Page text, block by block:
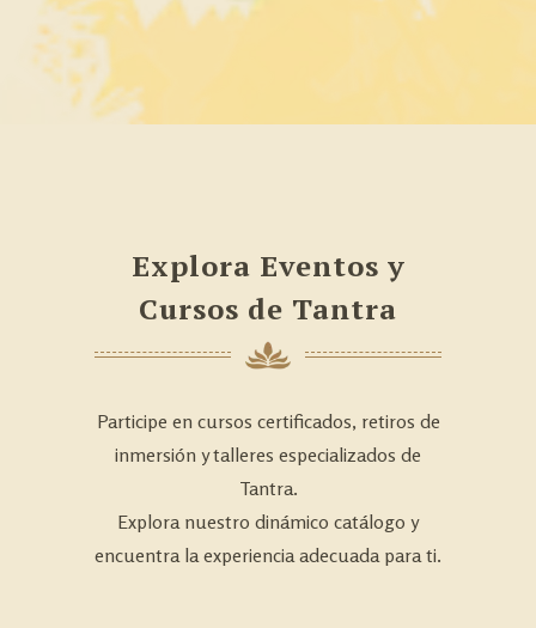
Explora Eventos y
Cursos de Tantra
Participe en cursos certificados, retiros de
inmersión y talleres especializados de
Tantra.
Explora nuestro dinámico catálogo y
encuentra la experiencia adecuada para ti.